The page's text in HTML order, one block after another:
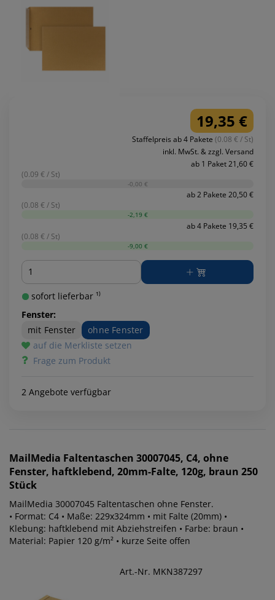
19,35 €
Staffelpreis ab 4 Pakete (0.08 € / St)
inkl. MwSt. & zzgl. Versand
ab 1 Paket 21,60 €
(0.09 € / St)
-0,00 €
ab 2 Pakete 20,50 €
(0.08 € / St)
-2,19 €
ab 4 Pakete 19,35 €
(0.08 € / St)
-9,00 €
Menge
sofort lieferbar ¹⁾
Fenster:
mit Fenster
ohne Fenster
auf die Merkliste setzen
Frage zum Produkt
2 Angebote verfügbar
MailMedia Faltentaschen 30007045, C4, ohne
Fenster, haftklebend, 20mm-Falte, 120g, braun 250
Stück
MailMedia 30007045 Faltentaschen ohne Fenster.
• Format: C4 • Maße: 229x324mm • mit Falte (20mm) •
Klebung: haftklebend mit Abziehstreifen • Farbe: braun •
Material: Papier 120 g/m² • kurze Seite offen
Art.-Nr. MKN387297